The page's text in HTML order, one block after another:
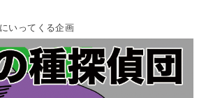
いってくる企画